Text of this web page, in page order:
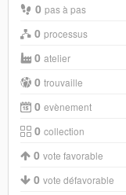
0 pas à pas
0 processus
0 atelier
0 trouvaille
0 evènement
0 collection
0 vote favorable
0 vote défavorable